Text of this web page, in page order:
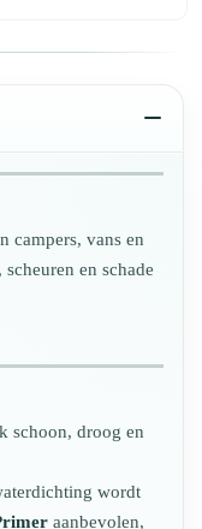
campers, vans en
en schade
schoon, droog en
wordt
aanbevolen,